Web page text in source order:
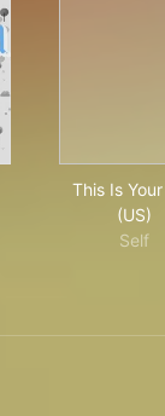
This Is
(US)
Self